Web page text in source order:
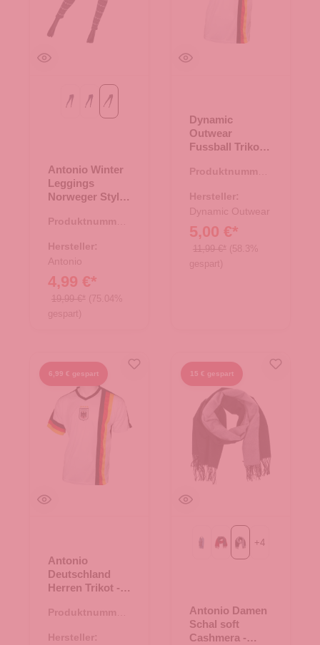
blau navy schwarz
Antonio Winter
Leggings
Norweger Style
schwarz
Produktnummer:
Hersteller:
Antonio
4,99 €*
19,99 €* (75.04%
gespart)
Dynamic
Outwear
Fussball Trikot
weiß Gr. XL
Produktnummer:
Hersteller:
Dynamic Outwear
5,00 €*
11,99 €* (58.3%
gespart)
6,99 € gespart
Antonio
Deutschland
Herren Trikot -
Produktnummer:
Hersteller:
15 € gespart
69-navybordeaux/grau
schwarz/grau
+4
Antonio Damen
Schal soft
Cashmera -